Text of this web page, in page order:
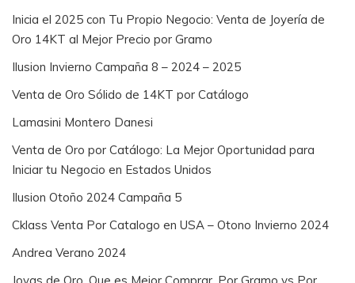
Inicia el 2025 con Tu Propio Negocio: Venta de Joyería de
Oro 14KT al Mejor Precio por Gramo
Ilusion Invierno Campaña 8 – 2024 – 2025
Venta de Oro Sólido de 14KT por Catálogo
Lamasini Montero Danesi
Venta de Oro por Catálogo: La Mejor Oportunidad para
Iniciar tu Negocio en Estados Unidos
Ilusion Otoño 2024 Campaña 5
Cklass Venta Por Catalogo en USA – Otono Invierno 2024
Andrea Verano 2024